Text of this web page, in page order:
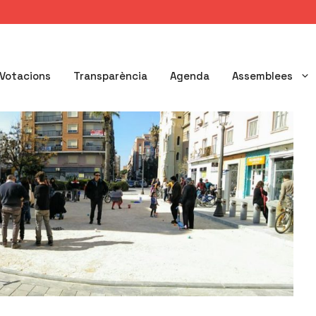
Votacions Transparència Agenda Assemblees